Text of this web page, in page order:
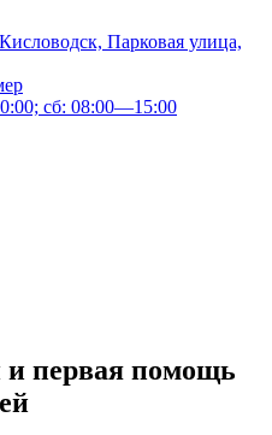
Парковая улица,
сб: 08:00—15:00
первая помощь